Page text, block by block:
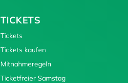
TICKETS
Tickets
Tickets kaufen
Mitnahmeregeln
Ticketfreier Samstag